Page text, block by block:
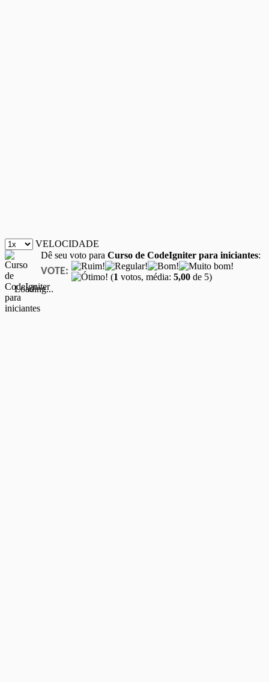
VELOCIDADE
Dê seu voto para Curso de CodeIgniter para iniciantes:
VOTE: (1 votos, média: 5,00 de 5)
Loading...